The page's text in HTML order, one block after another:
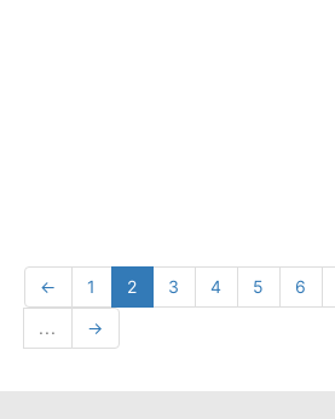
← 1 2 3 4 5 6
...
→